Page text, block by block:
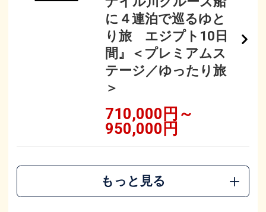
に４連泊で巡るゆと
り旅 エジプト10日
間』＜プレミアムス
テージ／ゆったり旅
＞
710,000円～
950,000円
もっと見る